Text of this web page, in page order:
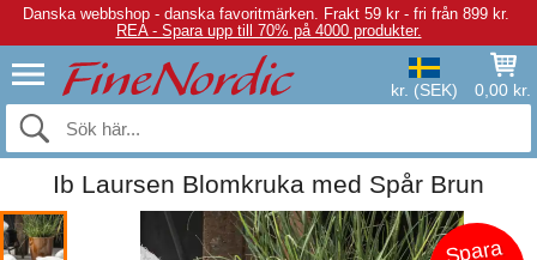
Danska webbshop - danska favoritmärken. Frakt 59 kr - fri från 899 kr.
REA - Spara upp till 70% på 4000 produkter.
kr. (SEK) 0,00 kr.
Ib Laursen Blomkruka med Spår Brun
Spara